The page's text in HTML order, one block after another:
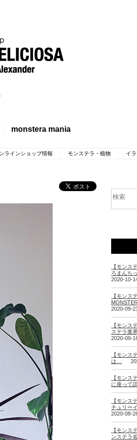
monstera mania
ラインショップ情報 モンステラ・植物 イ
【モンス
ろまんち
2020-10-
【モンス
2020-09-
【モンス
ステラ業
2020-09-
【モンス
は…
【モンス
に座って
【モンス
チュリー
2020-08-
【モンス
ンステラ